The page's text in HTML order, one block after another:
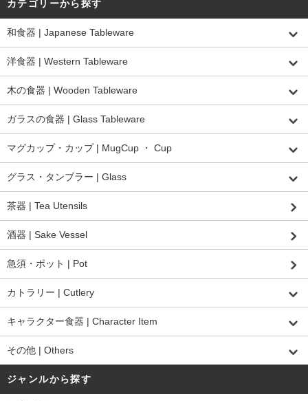
カテゴリーから探す
和食器 | Japanese Tableware
洋食器 | Western Tableware
木の食器 | Wooden Tableware
ガラスの食器 | Glass Tableware
マグカップ・カップ | MugCup ・ Cup
グラス・タンブラー | Glass
茶器 | Tea Utensils
酒器 | Sake Vessel
急須・ポット | Pot
カトラリー | Cutlery
キャラクター食器 | Character Item
その他 | Others
ジャンルから探す